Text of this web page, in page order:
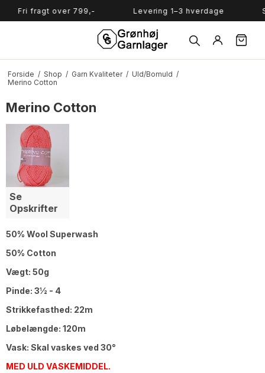
fragt over 799,- Levering 1–3 hverdage Salg
Forside / Shop / Garn Kvaliteter / Uld/Bomuld /
Merino Cotton
Merino Cotton
Se
Opskrifter
50% Wool Superwash
50% Cotton
Vægt: 50g
Pinde: 3½ - 4
Strikkefasthed: 22m
Løbelængde: 120m
Vask: Skal vaskes ved 30°
MED ULD VASKEMIDDEL.